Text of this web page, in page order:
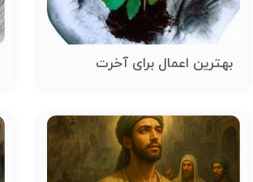
بهترین اعمال برای آخرت